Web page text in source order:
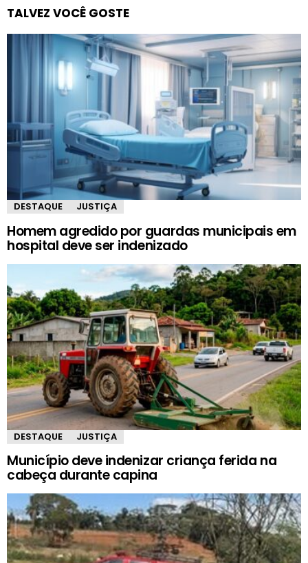
TALVEZ VOCÊ GOSTE
DESTAQUE JUSTIÇA
Homem agredido por guardas municipais em
hospital deve ser indenizado
DESTAQUE JUSTIÇA
Município deve indenizar criança ferida na
cabeça durante capina